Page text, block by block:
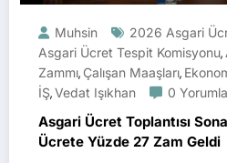
Muhsin 2026 Asgari
Asgari Ücret Tespit Komisyonu,
Zammı, Çalışan Maaşları,
İŞ,Vedat Işıkhan 0
Asgari Ücret Toplantısı
Ücrete Yüzde 27 Zam Geldi